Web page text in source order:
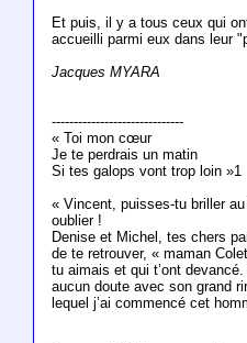
Et puis, il y a tous ceux qui
accueilli parmi eux dans leur
Jacques MYARA
------------------------------
« Toi mon cœur
Je te perdrais un matin
Si tes galops vont trop loin »1
« Vincent, puisses-tu briller
oublier !
Denise et Michel, tes chers
de te retrouver, « maman
tu aimais et qui t’ont
aucun doute avec son grand
lequel j’ai commencé cet